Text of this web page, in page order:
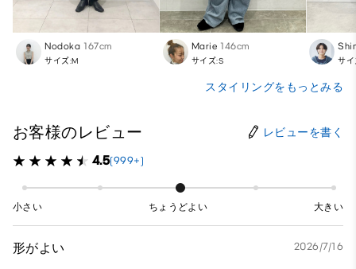
Nodoka 167cm
サイズ:M
Marie 146cm
サイズ:S サ
スタイリングをもっとみる
お客様のレビュー レビューを書く
4.5(999+)
小さい ちょうどよい 大きい
形がよい 2026/7/16